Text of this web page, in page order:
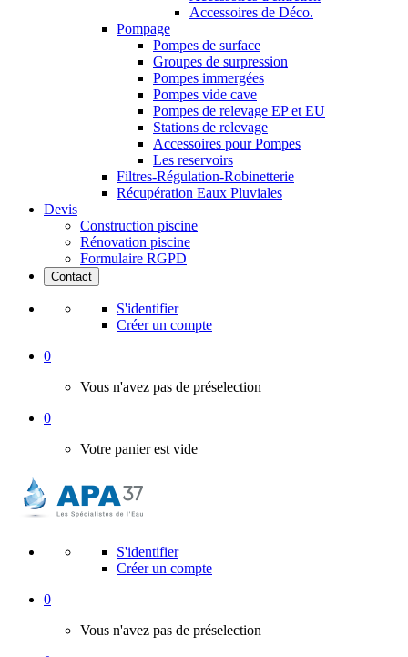
Accessoires de Déco.
Pompage
Pompes de surface
Groupes de surpression
Pompes immergées
Pompes vide cave
Pompes de relevage EP et EU
Stations de relevage
Accessoires pour Pompes
Les reservoirs
Filtres-Régulation-Robinetterie
Récupération Eaux Pluviales
Devis
Construction piscine
Rénovation piscine
Formulaire RGPD
Contact
S'identifier
Créer un compte
0
Vous n'avez pas de préselection
0
Votre panier est vide
S'identifier
Créer un compte
0
Vous n'avez pas de préselection